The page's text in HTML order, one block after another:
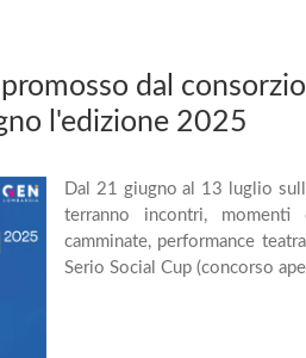
dal
l'edizione 2025
Dal 21 giugno al 13 luglio
terranno incontri,
camminate, performance
Serio Social Cup (concorso